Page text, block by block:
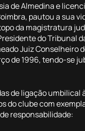
de Almedina e
pautou a sua
da magistratura
do Tribunal
Juiz Conselheiro
de 1996, tendo-se
de ligação umbilical
do clube com
responsabilidade: